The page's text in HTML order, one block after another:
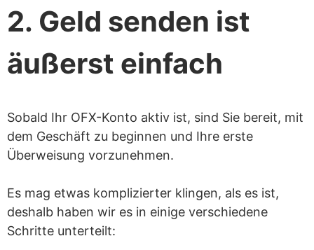
2. Geld senden ist
äußerst einfach
Sobald Ihr OFX-Konto aktiv ist, sind Sie bereit, mit
dem Geschäft zu beginnen und Ihre erste
Überweisung vorzunehmen.
Es mag etwas komplizierter klingen, als es ist,
deshalb haben wir es in einige verschiedene
Schritte unterteilt: